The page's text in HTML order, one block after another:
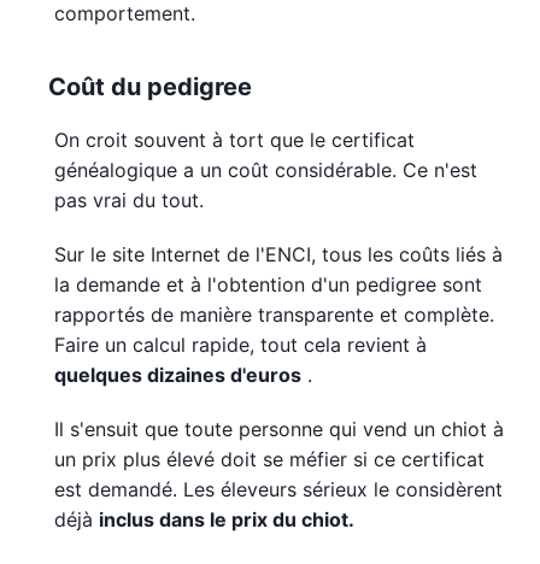
comportement.
Coût du pedigree
On croit souvent à tort que le certificat
généalogique a un coût considérable. Ce n'est
pas vrai du tout.
Sur le site Internet de l'ENCI, tous les coûts liés à
la demande et à l'obtention d'un pedigree sont
rapportés de manière transparente et complète.
Faire un calcul rapide, tout cela revient à
quelques dizaines d'euros .
Il s'ensuit que toute personne qui vend un chiot à
un prix plus élevé doit se méfier si ce certificat
est demandé. Les éleveurs sérieux le considèrent
déjà inclus dans le prix du chiot.